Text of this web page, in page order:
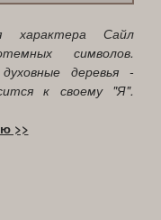
характера Сайл
символов.
деревья -
к своему "Я".
>>